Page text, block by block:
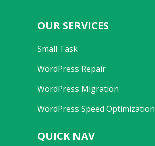
OUR SERVICES
Small Task
WordPress Repair
WordPress Migration
WordPress Speed Optimization
QUICK NAV